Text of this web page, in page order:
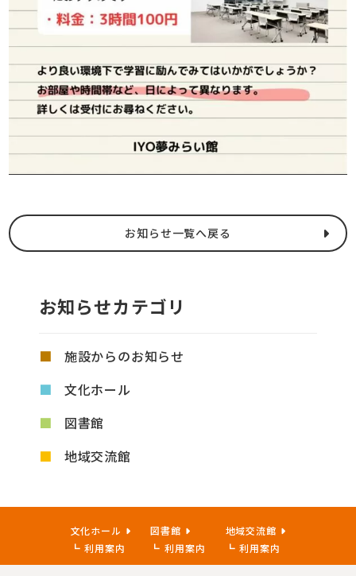
お知らせ一覧へ戻る
お知らせカテゴリ
施設からのお知らせ
文化ホール
図書館
地域交流館
文化ホール
利用案内
図書館
利用案内
地域交流館
利用案内